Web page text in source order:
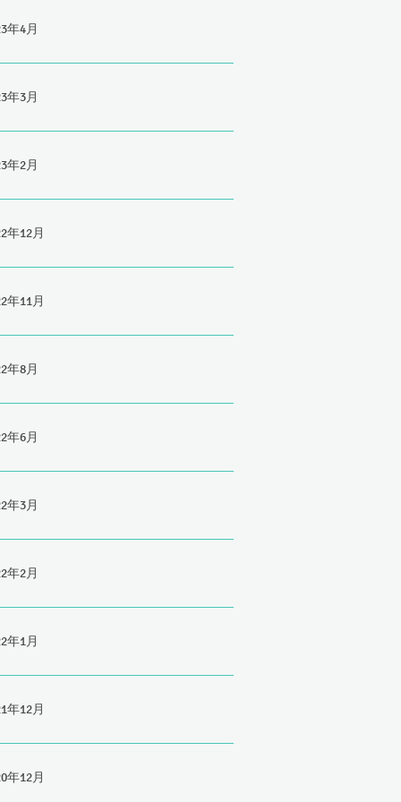
年4月
年3月
年2月
年12月
年11月
年8月
年6月
年3月
年2月
年1月
年12月
年12月